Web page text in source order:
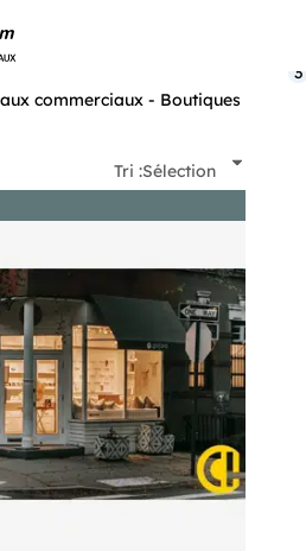
commerciaux - Boutiques
3
Tri :Sélection